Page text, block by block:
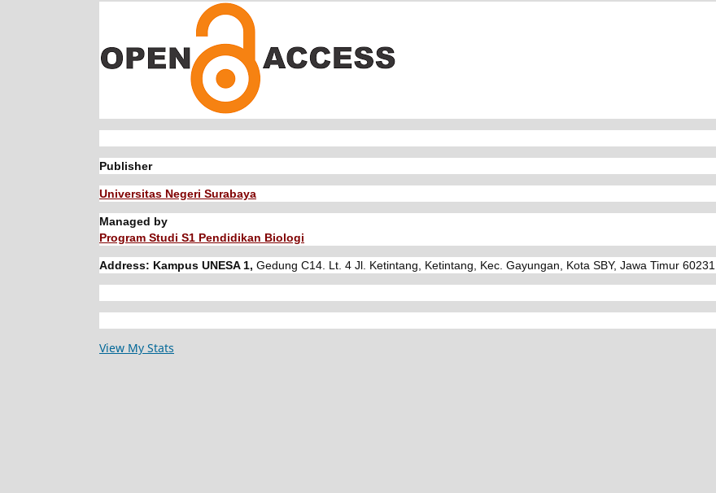
Publisher
Universitas Negeri Surabaya
Managed by
Program Studi S1 Pendidikan Biologi
Address: Kampus UNESA 1, Gedung C14. Lt. 4 Jl. Ketintang, Ketintang, Kec. Gayungan, Kota SBY, Jawa Timur 60231
View My Stats